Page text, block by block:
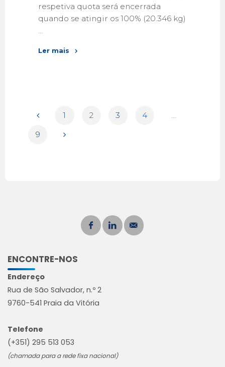
respetiva quota será encerrada
quando se atingir os 100% (20.346 kg)
Ler mais
1 2 3 4
9
ENCONTRE-NOS
Endereço
Rua de São Salvador, n.º 2
9760-541 Praia da Vitória
Telefone
(+351) 295 513 053
(chamada para a rede fixa nacional)